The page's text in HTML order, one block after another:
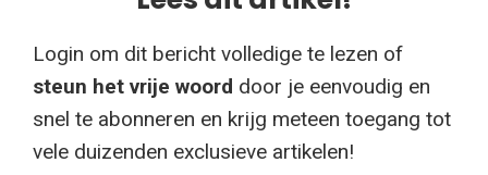
Login om dit bericht volledige te lezen of
steun het vrije woord door je eenvoudig en
snel te abonneren en krijg meteen toegang tot
vele duizenden exclusieve artikelen!